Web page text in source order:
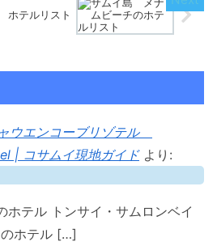
テルリスト
ウエンコーブリゾテル
| コサムイ現地ガイド より:
テル トンサイ・サムロンベイ
ホテル […]